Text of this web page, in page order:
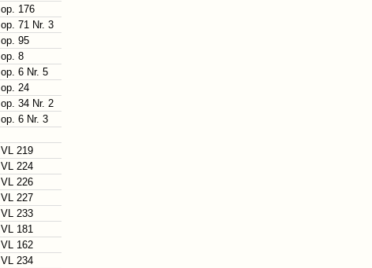
op. 176
op. 71 Nr. 3
op. 95
op. 8
op. 6 Nr. 5
op. 24
op. 34 Nr. 2
op. 6 Nr. 3
VL 219
VL 224
VL 226
VL 227
VL 233
VL 181
VL 162
VL 234